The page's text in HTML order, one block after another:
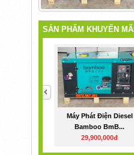
SẢN PHẨM KHUYẾN MÃI
Máy Phát Điện Diesel
Bamboo BmB...
29,900,000đ